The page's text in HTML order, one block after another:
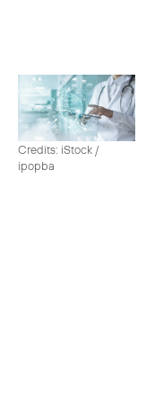
Credits: iStock /
ipopba